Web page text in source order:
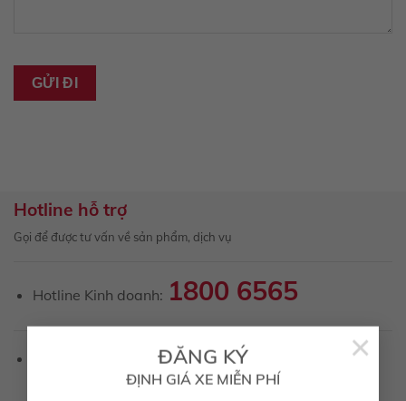
ĐĂNG KÝ
ĐỊNH GIÁ XE MIỄN PHÍ
×
Hotline hỗ trợ
Gọi để được tư vấn về sản phẩm, dịch vụ
Hotline Kinh doanh: 1800 6565
hotro@toyotatayninh.com.vn